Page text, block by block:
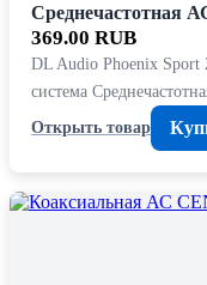
Среднечастотная
369.00 RUB
DL Audio Phoenix Sport
система
Открыть товар